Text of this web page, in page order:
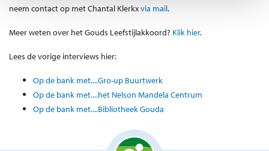
neem contact op met Chantal Klerkxvia mail.
Meer weten over het Gouds Leefstijlakkoord? Klik hier.
Lees de vorige interviews hier:
Op de bank met....Gro-up Buurtwerk
Op de bank met....het Nelson Mandela Centrum
Op de bank met....Bibliotheek Gouda